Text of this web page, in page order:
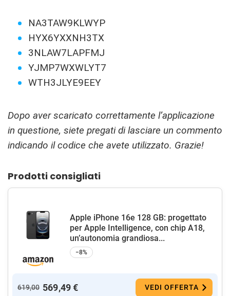
NA3TAW9KLWYP
HYX6YXXNH3TX
3NLAW7LAPFMJ
YJMP7WXWLYT7
WTH3JLYE9EEY
Dopo aver scaricato correttamente l’applicazione
in questione, siete pregati di lasciare un commento
indicando il codice che avete utilizzato. Grazie!
Prodotti consigliati
Apple iPhone 16e 128 GB: progettato
per Apple Intelligence, con chip A18,
un’autonomia grandiosa...
−8%
619,00 569,49 € VEDI OFFERTA